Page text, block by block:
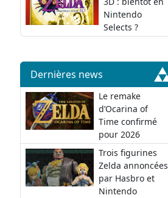
Nintendo
Selects ?
Dernières news
Le remake
d’Ocarina of
Time confirmé
pour 2026
Trois figurines
Zelda annoncées
par Hasbro et
Nintendo